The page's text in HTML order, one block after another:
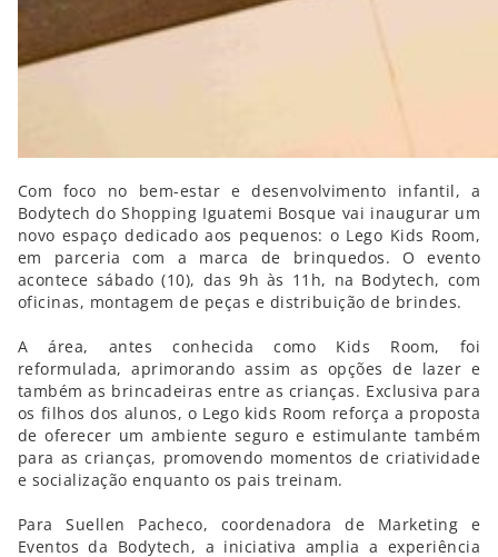
Com foco no bem-estar e desenvolvimento infantil, a
Bodytech do Shopping Iguatemi Bosque vai inaugurar um
novo espaço dedicado aos pequenos: o Lego Kids Room,
em parceria com a marca de brinquedos. O evento
acontece sábado (10), das 9h às 11h, na Bodytech, com
oficinas, montagem de peças e distribuição de brindes.
A área, antes conhecida como Kids Room, foi
reformulada, aprimorando assim as opções de lazer e
também as brincadeiras entre as crianças. Exclusiva para
os filhos dos alunos, o Lego kids Room reforça a proposta
de oferecer um ambiente seguro e estimulante também
para as crianças, promovendo momentos de criatividade
e socialização enquanto os pais treinam.
Para Suellen Pacheco, coordenadora de Marketing e
Eventos da Bodytech, a iniciativa amplia a experiência